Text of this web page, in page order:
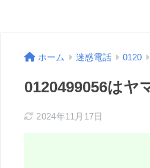
ホーム 迷惑電話 0120
0120499056はヤ
2024年11月17日